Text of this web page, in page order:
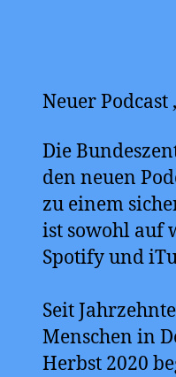
Neuer Podcast
Die
den neuen
zu einem
ist sowohl auf
Spotify und
Seit
Menschen in
Herbst 2020